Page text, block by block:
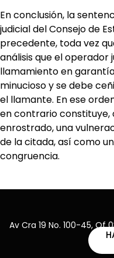
En conclusión, la
judicial del Consejo de
precedente, toda vez
análisis que el
llamamiento en
minucioso y se debe
el llamante. En ese
en contrario constituye,
enrostrado, una
de la citada, así como
congruencia.
Av Cra 19 No. 100-45, Of